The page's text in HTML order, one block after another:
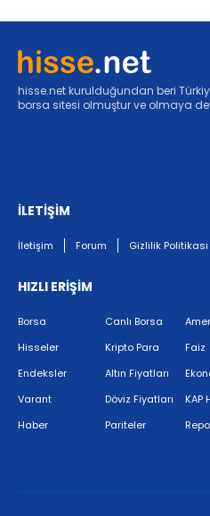
hisse.net kurulduğundan beri
borsa sitesi olmuştur ve olmaya
İLETİŞİM
İletişim Forum Gizlilik Politikası
HIZLI ERİŞİM
Borsa
Hisseler
Endeksler
Varant
Haber
Canlı Borsa
Kripto Para
Altın Fiyatları
Döviz Fiyatları
Pariteler
Faiz
KAP
Repo